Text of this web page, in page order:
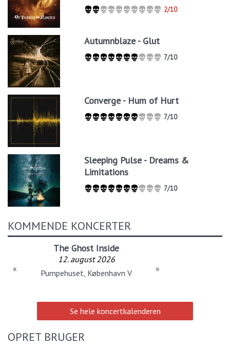
2/10
Autumnblaze - Glut
7/10
Converge - Hum of Hurt
7/10
Sleeping Pulse - Dreams &
Limitations
7/10
KOMMENDE KONCERTER
The Ghost Inside
12. august 2026
Pumpehuset, København V
« »
Se hele koncertkalenderen
OPRET BRUGER